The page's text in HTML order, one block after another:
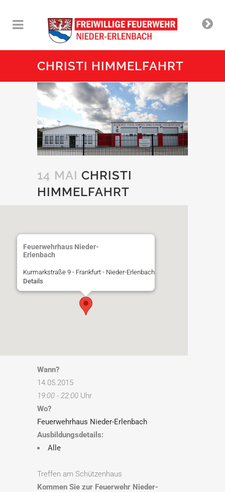
CHRISTI HIMMELFAHRT
14 MAI CHRISTI
HIMMELFAHRT
Feuerwehrhaus Nieder-
Erlenbach
Kurmarkstraße 9 - Frankfurt - Nieder-Erlenbach
Details
Wann?
14.05.2015
19:00 - 22:00 Uhr
Wo?
Feuerwehrhaus Nieder-Erlenbach
Ausbildungsdetails:
Alle
Treffen am Schützenhaus
Kommen Sie zur Feuerwehr Nieder-